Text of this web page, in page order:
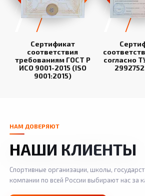
Сертификат
соответствия
требованиям ГОСТ Р
ИСО 9001-2015 (ISO
9001:2015)
согласно
НАМ ДОВЕРЯЮТ
НАШИ КЛИЕНТЫ
Спортивные организации, школы,
компании по всей России выбирают нас за